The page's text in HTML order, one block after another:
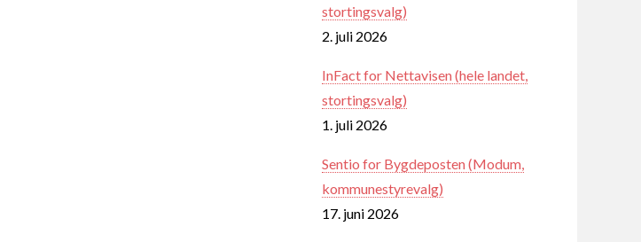
stortingsvalg)
2. juli 2026
InFact for Nettavisen (hele landet,
stortingsvalg)
1. juli 2026
Sentio for Bygdeposten (Modum,
kommunestyrevalg)
17. juni 2026